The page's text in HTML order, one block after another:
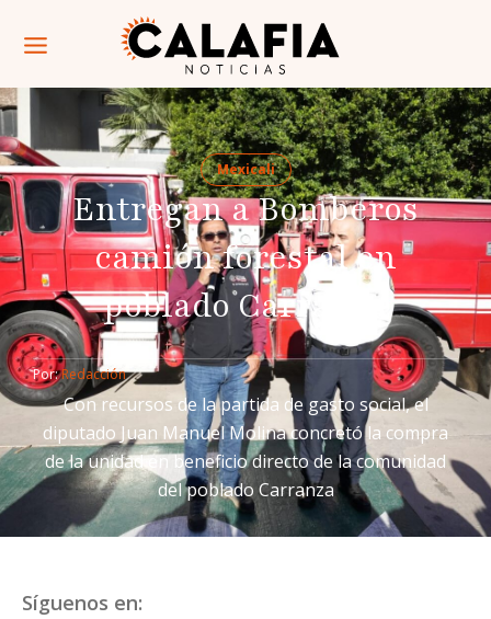
Mexicali
Entregan a Bomberos
camión forestal en
poblado Carranza
Por: Redacción
Con recursos de la partida de gasto social, el
diputado Juan Manuel Molina concretó la compra
de la unidad en beneficio directo de la comunidad
del poblado Carranza
Síguenos en: